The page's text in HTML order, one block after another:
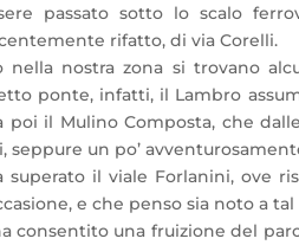
passato sotto lo scalo
rifatto, di via Corelli.
nella nostra zona si trovano
ponte, infatti, il Lambro
poi il Mulino Composta, che
seppure un po’
superato il viale Forlanini, ove
e che penso sia noto a
consentito una fruizione del